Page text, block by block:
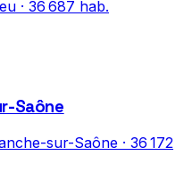
· 36 687 hab.
Saône
sur-Saône · 36 172